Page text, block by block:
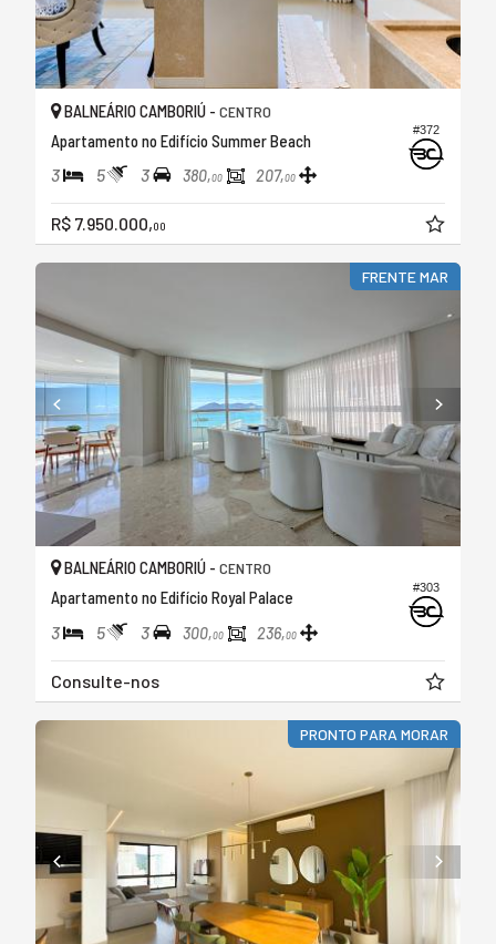
#372
BALNEÁRIO CAMBORIÚ - CENTRO
Apartamento no Edifício Summer Beach
3 5 3 380,00 207,00
R$ 7.950.000,00
FRENTE MAR
#303
BALNEÁRIO CAMBORIÚ - CENTRO
Apartamento no Edifício Royal Palace
3 5 3 300,00 236,00
Consulte-nos
PRONTO PARA MORAR